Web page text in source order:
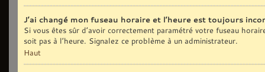
J’ai changé mon fuseau horaire et l’heure est toujours
Si vous êtes sûr d’avoir correctement paramétré votre fuseau
soit pas à l’heure. Signalez ce problème à un administrateur.
Haut